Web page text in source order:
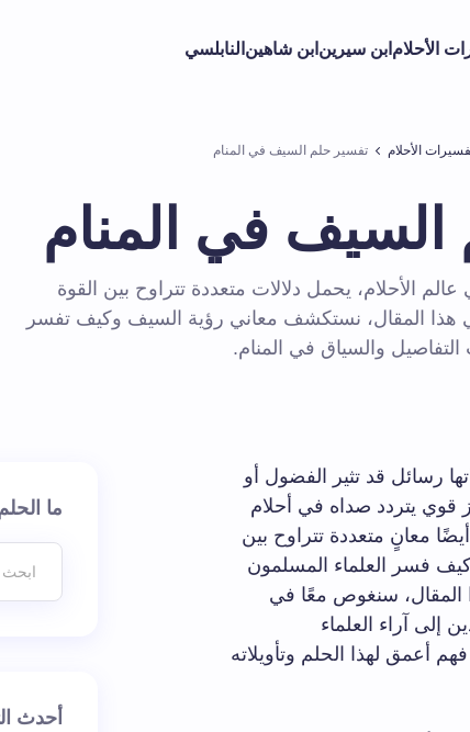
الأحلام ابن سيرين ابن شاهين النابلسي
الأحلام تفسير حلم السيف في المنام
السيف في المنام
الأحلام، يحمل دلالات متعددة تتراوح بين القوة
هذا المقال، نستكشف معاني رؤية السيف وكيف تفسر
والسياق في المنام.
رسائل قد تثير الفضول ‌أو‌
قوي يتردد صداه في ⁤أحلام
⁣معانٍ متعددة تتراوح بين⁣
فسر العلماء المسلمون
⁤المقال، سنغوص معًا‌ في​
إلى آراء العلماء
‌أعمق لهذا الحلم وتأويلاته
ما
أحدث